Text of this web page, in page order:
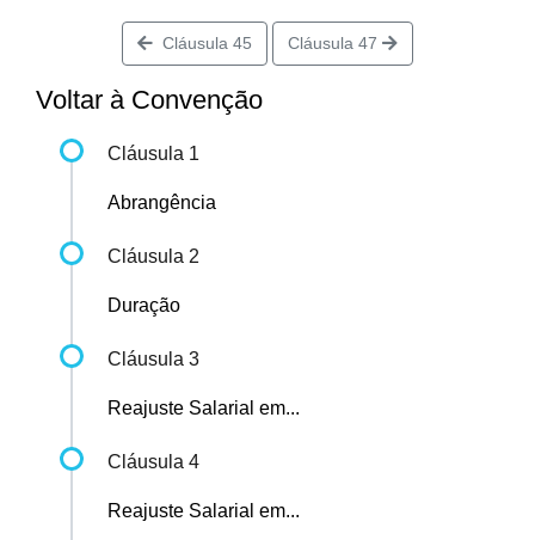
Cláusula 45 Cláusula 47
Voltar à Convenção
Cláusula 1
Abrangência
Cláusula 2
Duração
Cláusula 3
Reajuste Salarial em...
Cláusula 4
Reajuste Salarial em...